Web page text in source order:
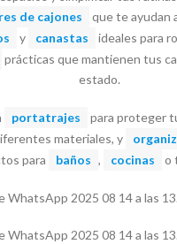
de cajones
que te ayudan
y canastas
ideales para
prácticas que mantienen tus
estado.
portatrajes para proteger
materiales, y
para
baños , cocinas o